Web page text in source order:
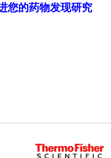
您的药物发现研究